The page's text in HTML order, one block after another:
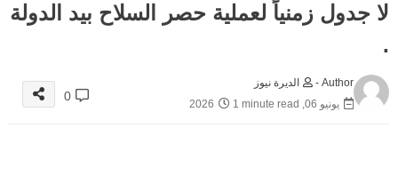
لا جدول زمنياً لعملية حصر السلاح بيد الدولة
.
Author -
الديرة نيوز
يونيو 06, 2026
1 minute read
0